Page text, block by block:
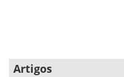
Artigos